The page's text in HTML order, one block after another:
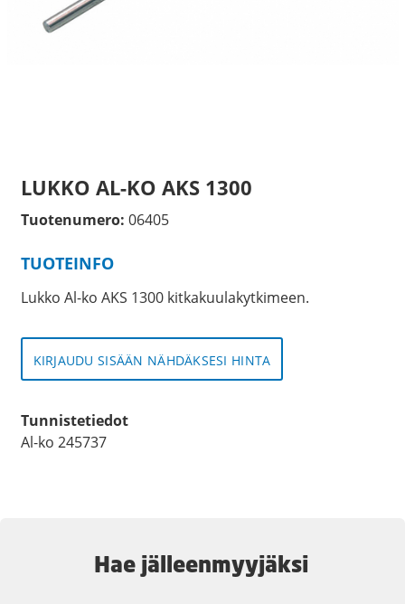
LUKKO AL-KO AKS 1300
Tuotenumero: 06405
TUOTEINFO
Lukko Al-ko AKS 1300 kitkakuulakytkimeen.
KIRJAUDU SISÄÄN NÄHDÄKSESI HINTA
Tunnistetiedot
Al-ko 245737
Hae jälleenmyyjäksi